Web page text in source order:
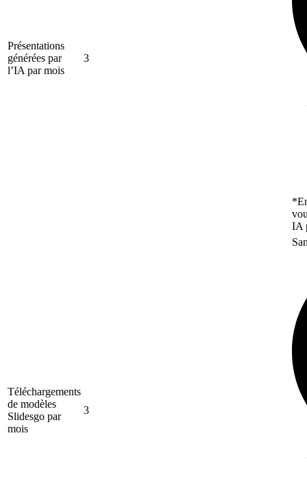
Présentations
générées par
l’IA par mois
3
IA
Téléchargements
de modèles
Slidesgo par
mois
3